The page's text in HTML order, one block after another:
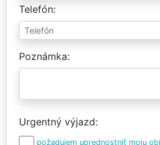
Telefón
Poznámka
Urgentný výjazd
požadujem uprednostniť moju